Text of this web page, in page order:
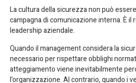
La cultura della sicurezza non può
campagna di comunicazione interna. È
leadership aziendale.
Quando il management considera la
necessario per rispettare obblighi
atteggiamento viene inevitabilmente
l’organizzazione. Al contrario, quando i